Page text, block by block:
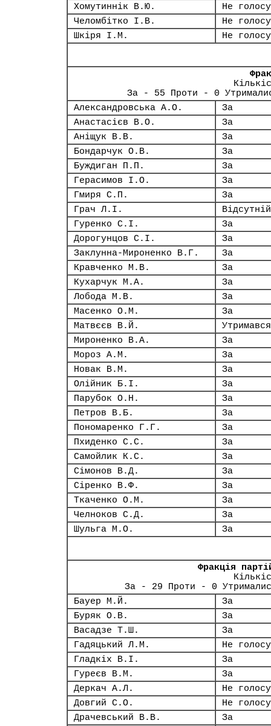
Хомутиннік В.Ю.
Не
Челомбітко І.В.
Не
Шкіря І.М.
Не
За - 55 Проти - 0
Александровська А.О.
За
Анастасієв В.О.
За
Аніщук В.В.
За
Бондарчук О.В.
За
Буждиган П.П.
За
Герасимов І.О.
За
Гмиря С.П.
За
Грач Л.І.
Відсутній
Гуренко С.І.
За
Дорогунцов С.І.
За
Заклунна-Мироненко В.Г.
За
Кравченко М.В.
За
Кухарчук М.А.
За
Лобода М.В.
За
Масенко О.М.
За
Матвєєв В.Й.
Утримався
Мироненко В.А.
За
Мороз А.М.
За
Новак В.М.
За
Олійник Б.І.
За
Парубок О.Н.
За
Петров В.Б.
За
Пономаренко Г.Г.
За
Пхиденко С.С.
За
Самойлик К.С.
За
Сімонов В.Д.
За
Сіренко В.Ф.
За
Ткаченко О.М.
За
Челноков С.Д.
За
Шульга М.О.
За
Фракція
За - 29 Проти - 0
Бауер М.Й.
За
Буряк О.В.
За
Васадзе Т.Ш.
За
Гадяцький Л.М.
Не
Гладкіх В.І.
За
Гуреєв В.М.
За
Деркач А.Л.
Не
Довгий С.О.
Не
Драчевський В.В.
За